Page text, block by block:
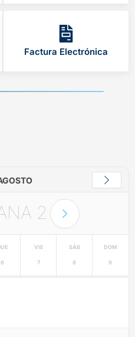
Factura Electrónica
2
6
VIE
7
SÁB
8
DOM
9